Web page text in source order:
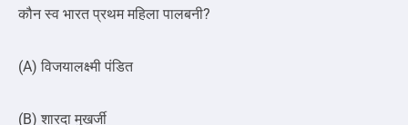
कौन स्व भारत प्रथम महिला पालबनी?
(A) विजयालक्ष्मी पंडित
(B) शारदा मुखर्जी